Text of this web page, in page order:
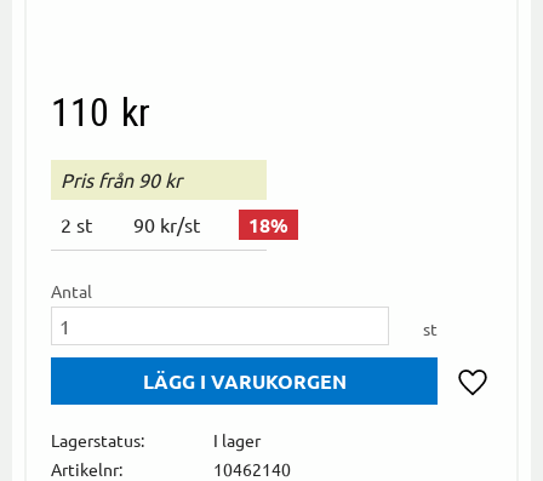
110 kr
Pris från 90 kr
2 st 90 kr/st 18%
Antal
st
Lagerstatus
I lager
Artikelnr
10462140